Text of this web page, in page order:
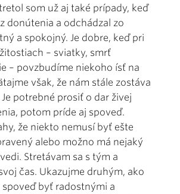
som už aj také prípady, keď
donútenia a odchádzal zo
a spokojný. Je dobre, keď pri
– sviatky, smrť
– povzbudíme niekoho ísť na
však, že nám stále zostáva
potrebné prosiť o dar živej
potom príde aj spoveď.
že niekto nemusí byť ešte
alebo možno má nejaký
Stretávam sa s tým a
čas. Ukazujme druhým, ako
byť radostnými a